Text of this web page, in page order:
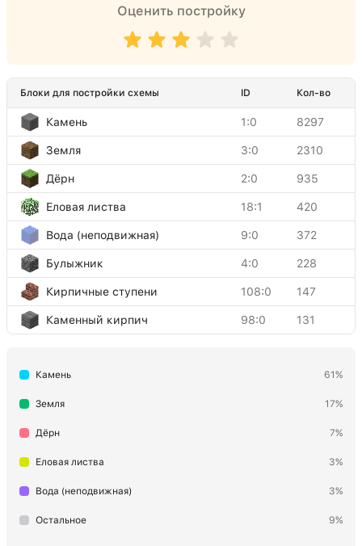
Оценить постройку
Блоки для постройки схемы ID Кол-во
Камень 1:0 8297
Земля 3:0 2310
Дёрн 2:0 935
Еловая листва 18:1 420
Вода (неподвижная) 9:0 372
Булыжник 4:0 228
Кирпичные ступени 108:0 147
Каменный кирпич 98:0 131
Угольная руда
Ступени из каменного кирпича
Еловая древесина
Адский забор
Двойная каменная плита
Гравий
Камень 61%
Земля 17%
Дёрн 7%
Еловая листва 3%
Вода (неподвижная) 3%
Остальное 9%